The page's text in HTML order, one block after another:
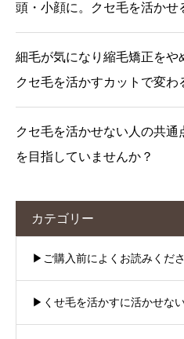
頭・小顔に。クセ毛を活かせ
細毛が気になり縮毛矯正をや
クセ毛を活かすカットで変わ
クセ毛を活かせない人の共
を目指していませんか？
カテゴリー
▶︎ご購入前によくお読みくだ
▶︎くせ毛を活かすに活かせな